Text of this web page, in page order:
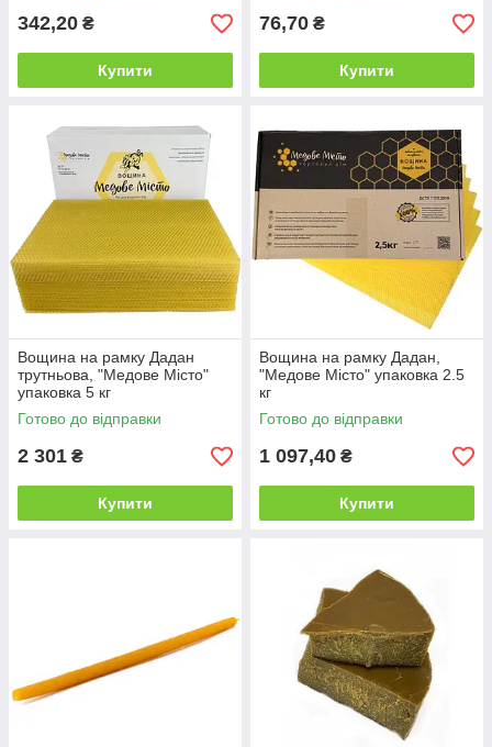
342,20 ₴
Купити
76,70 ₴
Купити
Вощина на рамку Дадан
трутньова, "Медове Місто"
упаковка 5 кг
Готово до відправки
2 301 ₴
Купити
Вощина на рамку Дадан,
"Медове Місто" упаковка 2.5
кг
Готово до відправки
1 097,40 ₴
Купити